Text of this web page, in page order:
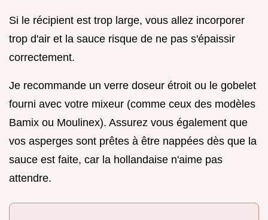
Si le récipient est trop large, vous allez incorporer
trop d'air et la sauce risque de ne pas s'épaissir
correctement.
Je recommande un verre doseur étroit ou le gobelet
fourni avec votre mixeur (comme ceux des modèles
Bamix ou Moulinex). Assurez vous également que
vos asperges sont prêtes à être nappées dès que la
sauce est faite, car la hollandaise n'aime pas
attendre.